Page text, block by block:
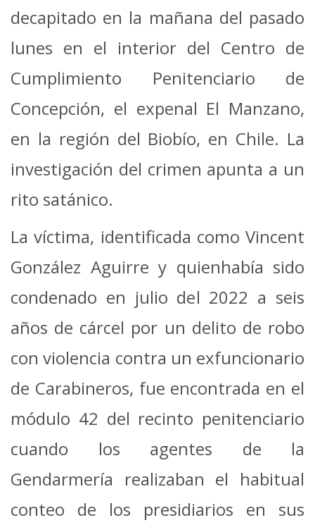
decapitado en la mañana del pasado
lunes en el interior del Centro de
Cumplimiento Penitenciario de
Concepción, el expenal El Manzano,
en la región del Biobío, en Chile. La
investigación del crimen apunta a un
rito satánico.
La víctima, identificada como Vincent
González Aguirre y quienhabía sido
condenado en julio del 2022 a seis
años de cárcel por un delito de robo
con violencia contra un exfuncionario
de Carabineros, fue encontrada en el
módulo 42 del recinto penitenciario
cuando los agentes de la
Gendarmería realizaban el habitual
conteo de los presidiarios en sus